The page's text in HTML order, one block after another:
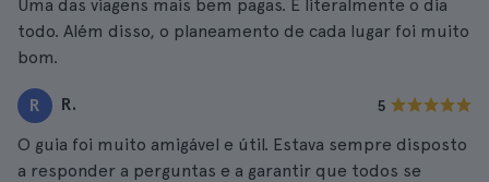
Uma das viagens mais bem pagas. É literalmente o dia
todo. Além disso, o planeamento de cada lugar foi muito
bom.
R R. 5
O guia foi muito amigável e útil. Estava sempre disposto
a responder a perguntas e a garantir que todos se